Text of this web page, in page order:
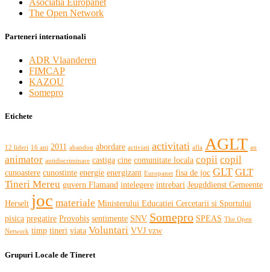
The Open Network
Parteneri internationali
ADR Vlaanderen
FIMCAP
KAZOU
Somepro
Etichete
12 lideri 16 ani 2011 abandon abordare activiati activitati afla AGLT an
animator antidiscriminare castiga cine comunitate locala copii copil
cunoastere cunostinte energie energizant Europanet fisa de joc GLT GLT
Tineri Mereu guvern Flamand intelegere intrebari Jeugddienst Gemeente
Herselt joc materiale Ministerului Educatiei Cercetarii si Sportului
pisica pregatire Provobis sentimente SNV Somepro SPEAS The Open
Network timp tineri viata Voluntari VVJ vzw
Grupuri Locale de Tineret